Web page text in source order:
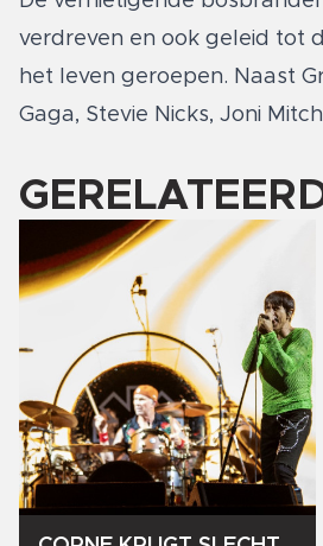
verdreven en ook geleid tot
het leven geroepen. Naast
Gaga, Stevie Nicks, Joni